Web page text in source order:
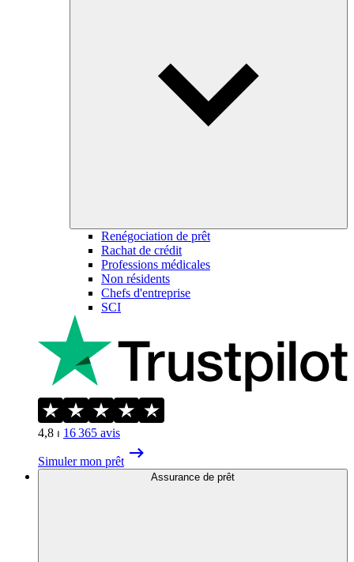
Renégociation de prêt
Rachat de crédit
Professions médicales
Non résidents
Chefs d'entreprise
SCI
4,8 ⏐ 16 365 avis
Simuler mon prêt
Assurance de prêt